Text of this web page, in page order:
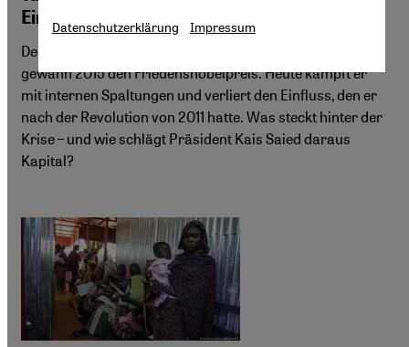
Einfluss
Der tunesische Gewerkschaftsdachverband UGTT
gewann 2015 den Friedensnobelpreis. Heute kämpft er
mit internen Spaltungen und verliert den Einfluss, den er
nach der Revolution von 2011 hatte. Was steckt hinter der
Krise – und wie schlägt Präsident Kais Saied daraus
Kapital?
Datenschutzerklärung Impressum